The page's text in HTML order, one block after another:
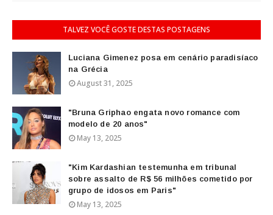
TALVEZ VOCÊ GOSTE DESTAS POSTAGENS
Luciana Gimenez posa em cenário paradisíaco
na Grécia
August 31, 2025
"Bruna Griphao engata novo romance com
modelo de 20 anos"
May 13, 2025
"Kim Kardashian testemunha em tribunal
sobre assalto de R$ 56 milhões cometido por
grupo de idosos em Paris"
May 13, 2025